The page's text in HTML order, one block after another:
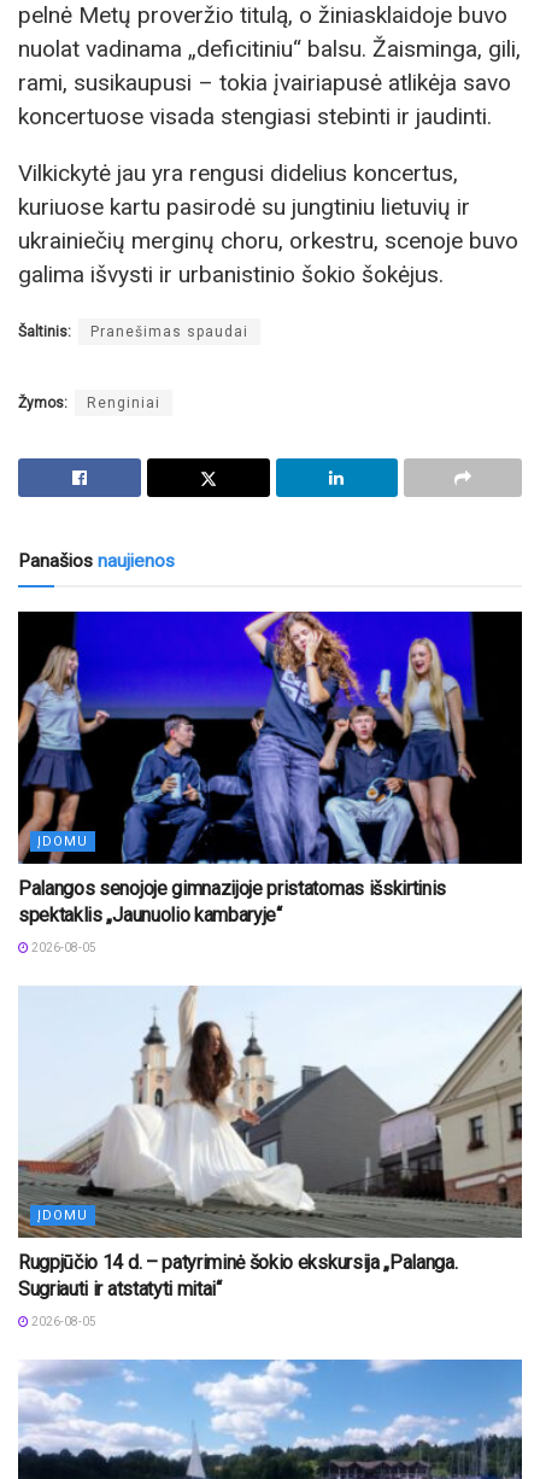
pelnė Metų proveržio titulą, o žiniasklaidoje buvo
nuolat vadinama „deficitiniu“ balsu. Žaisminga, gili,
rami, susikaupusi – tokia įvairiapusė atlikėja savo
koncertuose visada stengiasi stebinti ir jaudinti.
Vilkickytė jau yra rengusi didelius koncertus,
kuriuose kartu pasirodė su jungtiniu lietuvių ir
ukrainiečių merginų choru, orkestru, scenoje buvo
galima išvysti ir urbanistinio šokio šokėjus.
Šaltinis: Pranešimas spaudai
Žymos: Renginiai
Panašios naujienos
ĮDOMU
Palangos senojoje gimnazijoje pristatomas išskirtinis
spektaklis „Jaunuolio kambaryje“
2026-08-05
ĮDOMU
Rugpjūčio 14 d. – patyriminė šokio ekskursija „Palanga.
Sugriauti ir atstatyti mitai“
2026-08-05